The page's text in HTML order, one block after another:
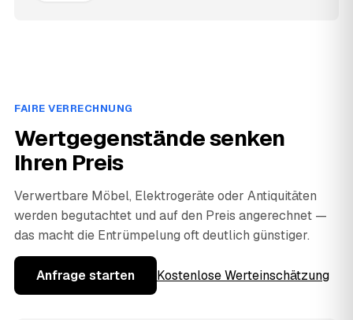
FAIRE VERRECHNUNG
Wertgegenstände senken
Ihren Preis
Verwertbare Möbel, Elektrogeräte oder Antiquitäten
werden begutachtet und auf den Preis angerechnet —
das macht die Entrümpelung oft deutlich günstiger.
Anfrage starten Kostenlose Werteinschätzung